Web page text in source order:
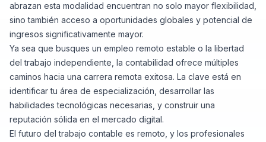
abrazan esta modalidad encuentran no solo mayor flexibilidad,
sino también acceso a oportunidades globales y potencial de
ingresos significativamente mayor.
Ya sea que busques un empleo remoto estable o la libertad
del trabajo independiente, la contabilidad ofrece múltiples
caminos hacia una carrera remota exitosa. La clave está en
identificar tu área de especialización, desarrollar las
habilidades tecnológicas necesarias, y construir una
reputación sólida en el mercado digital.
El futuro del trabajo contable es remoto, y los profesionales